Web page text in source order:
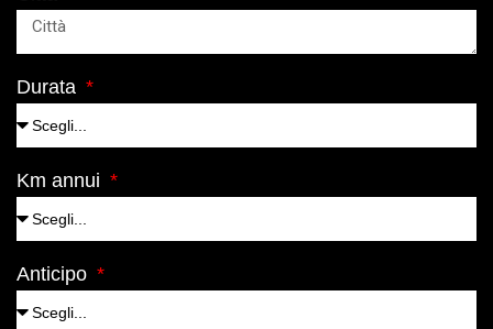
Durata
Km annui
Anticipo